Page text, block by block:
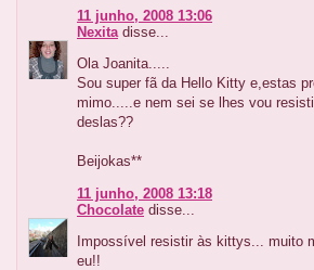
11 junho, 2008 13:06
Nexita disse...
Ola Joanita.....
Sou super fã da Hello Kitty e,estas
mimo.....e nem sei se lhes vou
deslas??
Beijokas**
11 junho, 2008 13:18
Chocolate disse...
Impossível resistir às kittys... muito
eu!!